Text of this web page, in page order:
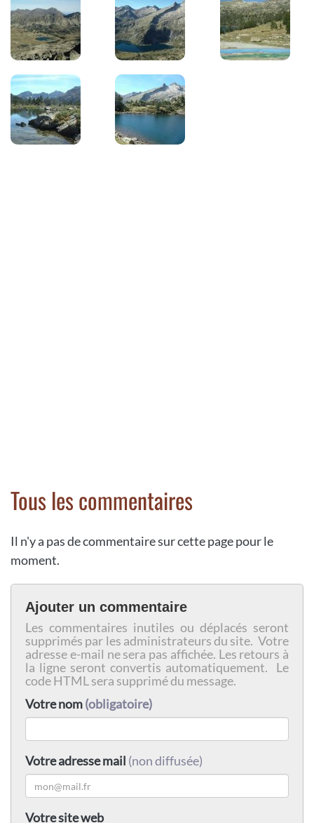
Tous les commentaires
Il n'y a pas de commentaire sur cette page pour le
moment.
Ajouter un commentaire
Les commentaires inutiles ou déplacés seront
supprimés par les administrateurs du site. Votre
adresse e-mail ne sera pas affichée. Les retours à
la ligne seront convertis automatiquement. Le
code HTML sera supprimé du message.
Votre nom(obligatoire)
Votre adresse mail (non diffusée)
Votre site web